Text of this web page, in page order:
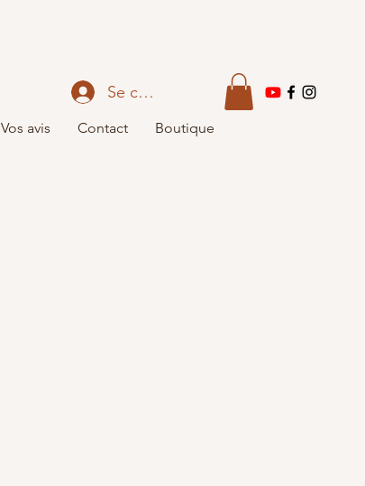
Vos avis Contact Boutique
Se connecter